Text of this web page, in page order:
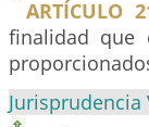
ARTÍCULO
finalidad que
Jurisprudencia